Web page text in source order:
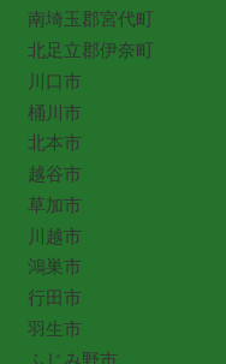
南埼玉郡宮代町
北足立郡伊奈町
川口市
桶川市
北本市
越谷市
草加市
川越市
鴻巣市
行田市
羽生市
ふじみ野市